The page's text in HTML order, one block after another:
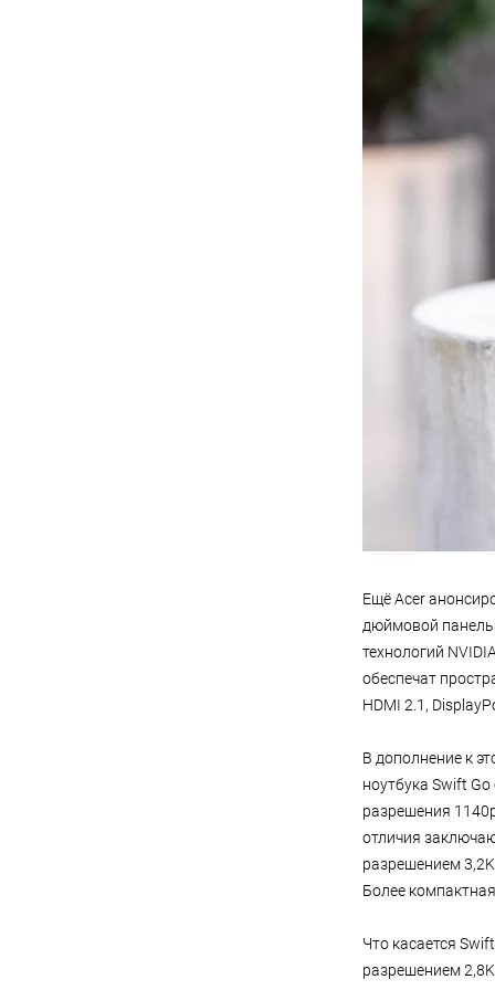
Ещё Acer
дюймовой
технологий
обеспечат
HDMI 2.1,
В дополнение к
ноутбука Swift
разрешения
отличия
разрешением
Более
Что касается
разрешением